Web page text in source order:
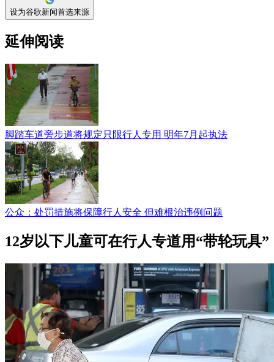
设为谷歌新闻首选来源
延伸阅读
脚踏车道旁步道将规定只限行人专用 明年7月起执法
公众：处罚措施将保障行人安全 但难根治违例问题
12岁以下儿童可在行人专道用“带轮玩具”